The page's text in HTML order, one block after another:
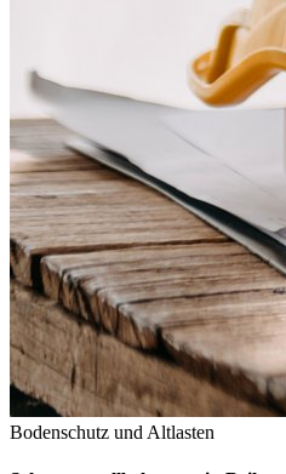
Bodenschutz und Altlasten